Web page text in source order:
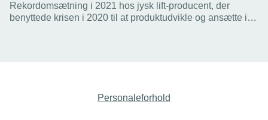
Rekordomsætning i 2021 hos jysk lift-producent, der
benyttede krisen i 2020 til at produktudvikle og ansætte i
Personaleforhold